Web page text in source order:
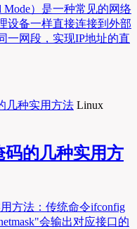
）是一种常见的网络
设备一样直接连接到外部
一网段，实现IP地址的直
Linux
的几种实用方
方法：传统命令ifconfig
会输出对应接口的